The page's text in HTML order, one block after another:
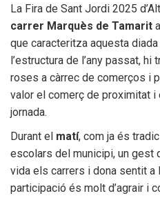
La Fira de Sant Jordi 2025
carrer Marquès de Tamarit
que caracteritza aquesta
l’estructura de l’any passat,
roses a càrrec de comerços i
valor el comerç de proximitat
jornada.
Durant el matí, com ja és
escolars del municipi, un gest
vida els carrers i dona sentit a
participació és molt d’agrair i